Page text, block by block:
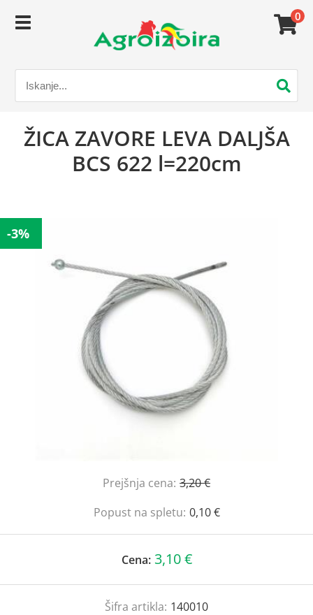
0
ŽICA ZAVORE LEVA DALJŠA
BCS 622 l=220cm
-3%
Prejšnja cena: 3,20 €
Popust na spletu: 0,10 €
Cena: 3,10 €
Šifra artikla: 140010